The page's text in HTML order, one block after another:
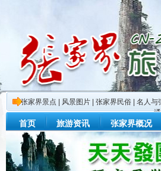
张家界景点 风景图片 张家界民俗 名人与
首页 旅游资讯 张家界概况